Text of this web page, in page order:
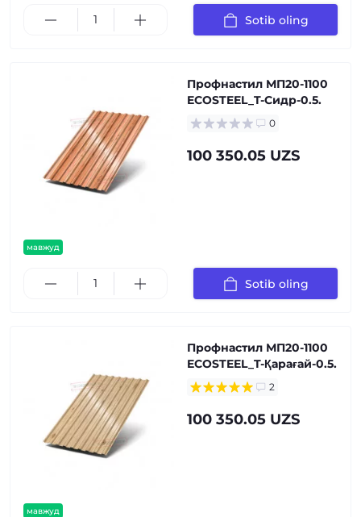
Sotib oling
мавжуд
Профнастил МП20-1100
ECOSTEEL_T-Сидр-0.5.
0
100 350.05 UZS
Sotib oling
мавжуд
Профнастил МП20-1100
ECOSTEEL_T-Қарағай-0.5.
2
100 350.05 UZS